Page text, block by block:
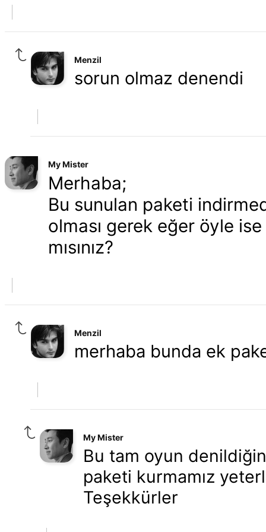
Menzil
sorun olmaz denendi
My Mister
Merhaba;
Bu sunulan paketi
olması gerek eğer öyle
mısınız?
Menzil
merhaba bunda ek
My Mister
Bu tam oyun
paketi kurmamız
Teşekkürler